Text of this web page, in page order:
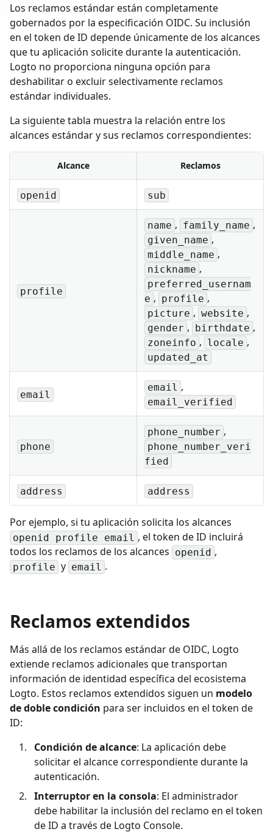
Los reclamos estándar están completamente
gobernados por la especificación OIDC. Su inclusión
en el token de ID depende únicamente de los alcances
que tu aplicación solicite durante la autenticación.
Logto no proporciona ninguna opción para
deshabilitar o excluir selectivamente reclamos
estándar individuales.
La siguiente tabla muestra la relación entre los
alcances estándar y sus reclamos correspondientes:
Alcance Reclamos
openid sub
profile
name , family_name ,
given_name ,
middle_name ,
nickname ,
preferred_usernam
e , profile ,
picture , website ,
gender , birthdate ,
zoneinfo , locale ,
updated_at
email
email ,
email_verified
phone
phone_number ,
phone_number_veri
fied
address address
Por ejemplo, si tu aplicación solicita los alcances
openid profile email , el token de ID incluirá
todos los reclamos de los alcances openid ,
profile y email .
Reclamos extendidos
Más allá de los reclamos estándar de OIDC, Logto
extiende reclamos adicionales que transportan
información de identidad específica del ecosistema
Logto. Estos reclamos extendidos siguen un modelo
de doble condición para ser incluidos en el token de
ID:
Condición de alcance: La aplicación debe
solicitar el alcance correspondiente durante la
autenticación.
Interruptor en la consola: El administrador
debe habilitar la inclusión del reclamo en el token
de ID a través de Logto Console.